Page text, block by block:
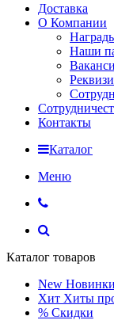
Доставка
О Компании
Наши
Контакты
Каталог
Меню
Каталог товаров
New Новинки
Хит Хиты
% Скидки